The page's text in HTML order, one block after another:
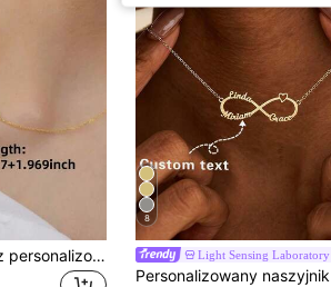
Modny naszyjnik z personalizowanym imieniem, ze stali nierdzewnej, z personalizowaną blaszką z imieniem, biżuteria na co dzień dla dziewcząt, dostępny w kolorach srebrnym i złotym, uniwersalny, pasuje do stylu jesiennego, casualowego, vintage, klasycznego, minimalistycznego i innych, konfigurowalny i unikatowy, idealny prezent dla dziewczyny, mamy, rodziny, przyjaciół, córki, dziadków, na rocznicę, urodziny i do noszenia na co dzień
8
Light Sensing Laboratory